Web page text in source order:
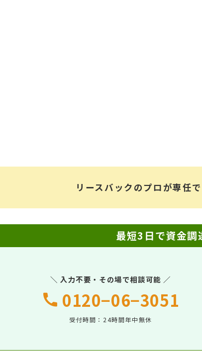
リースバックのプロが専任
最短3日で資金調
＼ 入力不要・その場で相談可能 ／
0120−06−3051
受付時間：24時間年中無休